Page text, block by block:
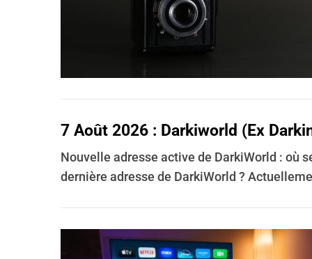
7 Août 2026 : Darkiworld (ex
Nouvelle adresse active de DarkiWorld : où
dernière adresse de DarkiWorld ?